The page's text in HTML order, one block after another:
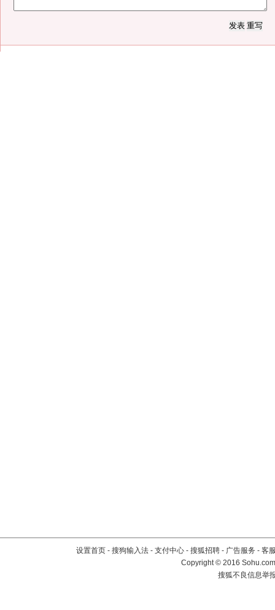
设置首页 - 搜狗输入法 - 支付中心 - 搜狐招聘 - 广告服务 - 客
Copyright©2016
搜狐不良信息举